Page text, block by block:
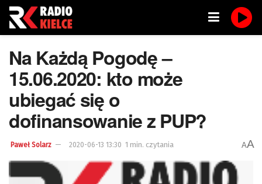
Na Każdą Pogodę –
15.06.2020: kto może
ubiegać się o
dofinansowanie z PUP?
Paweł Solarz 2020-06-13 13:30 1 min. czytania AA